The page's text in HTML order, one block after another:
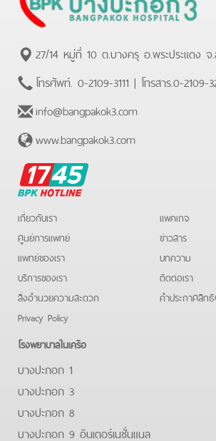
27/14 หมู่ที่ 10 ต.บางครุ อ.พระประแดง จ
โทรศัพท์. 0-2109-3111 | โทรสาร.0-2109-
info@bangpakok3.com
www.bangpakok3.com
BPK
Hotline
เกี่ยวกับเรา
ศูนย์การแพทย์
แพทย์ของเรา
บริการของเรา
สิ่งอำนวยความสะดวก
Privacy Policy
แพคเกจ
ข่าวสาร
บทความ
ติดต่อเรา
คําประกาศสิท
โรงพยาบาลในเครือ
บางปะกอก 1
บางปะกอก 3
บางปะกอก 8
บางปะกอก 9 อินเตอร์เนชั่นแนล